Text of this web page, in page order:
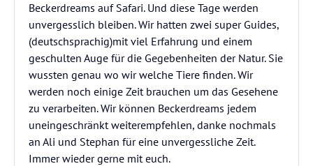
Beckerdreams auf Safari. Und diese Tage werden
unvergesslich bleiben. Wir hatten zwei super Guides,
(deutschsprachig)mit viel Erfahrung und einem
geschulten Auge für die Gegebenheiten der Natur. Sie
wussten genau wo wir welche Tiere finden. Wir
werden noch einige Zeit brauchen um das Gesehene
zu verarbeiten. Wir können Beckerdreams jedem
uneingeschränkt weiterempfehlen, danke nochmals
an Ali und Stephan für eine unvergessliche Zeit.
Immer wieder gerne mit euch.